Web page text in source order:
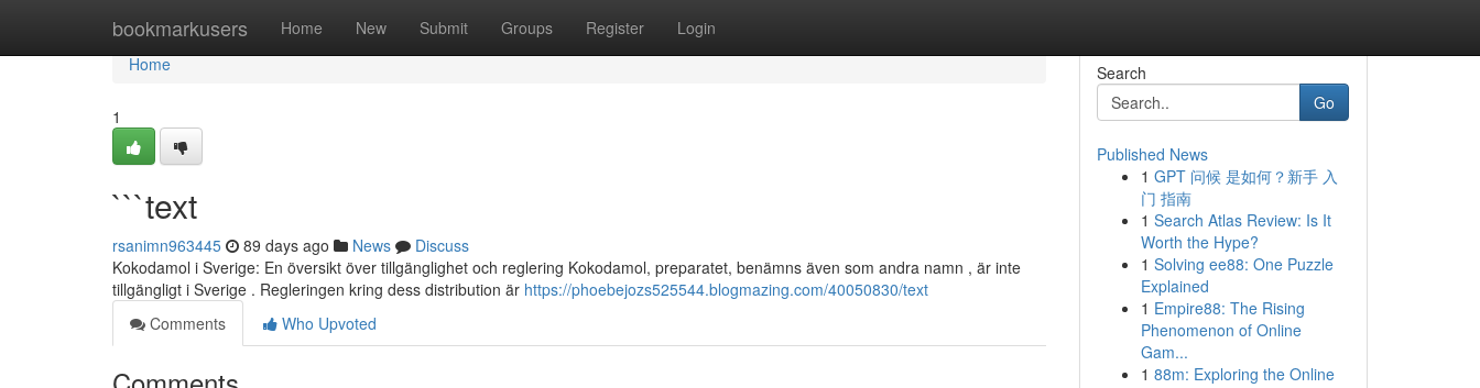
bookmarkusers Home New Submit Groups Register Login
Home
Home
1
```text
rsanimn963445 89 days ago News
Discuss
Kokodamol i Sverige: En översikt över tillgänglighet och reglering Kokodamol, preparatet, benämns även som andra namn , är inte
tillgängligt i Sverige . Regleringen kring dess distribution är https://phoebejozs525544.blogmazing.com/40050830/text
Comments
Who Upvoted
Search
Go
Published News
1 GPT 问候 是如何？新手 入
门 指南
1 Search Atlas Review: Is It
Worth the Hype?
1 Solving ee88: One Puzzle
Explained
1 Empire88: The Rising
Phenomenon of Online
Gam...
1 88m: Exploring the Online